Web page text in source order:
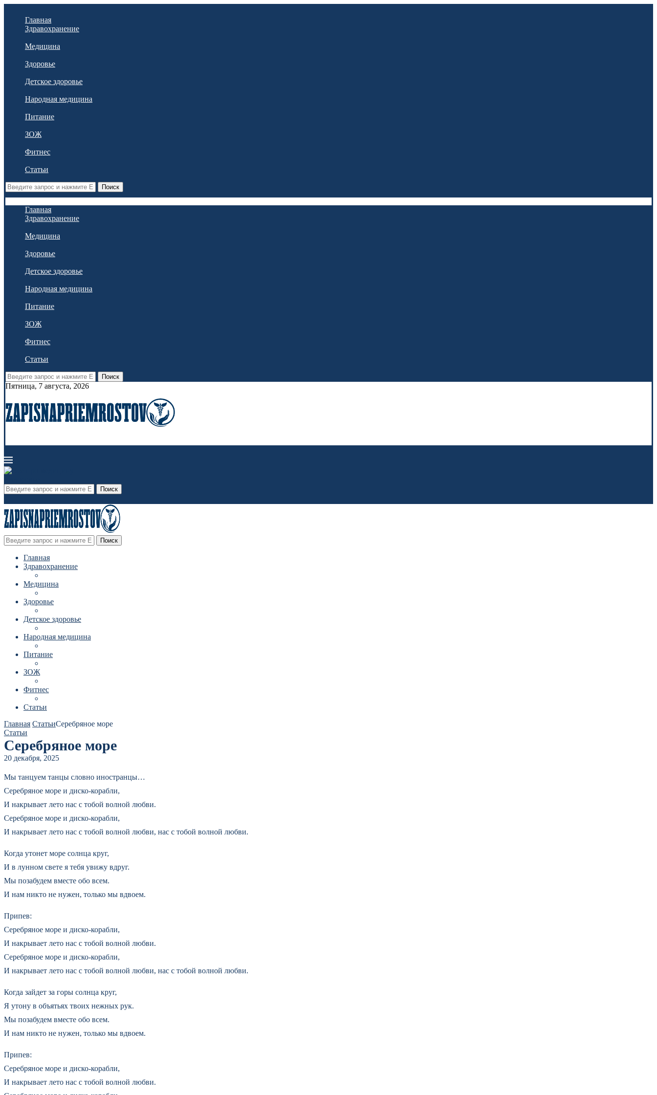
Главная
Здравохранение
Медицина
Здоровье
Детское здоровье
Народная медицина
Питание
ЗОЖ
Фитнес
Статьи
Поиск
Главная
Здравохранение
Медицина
Здоровье
Детское здоровье
Народная медицина
Питание
ЗОЖ
Фитнес
Статьи
Поиск
Пятница, 7 августа, 2026
Поиск
Поиск
Главная
Здравохранение
Медицина
Здоровье
Детское здоровье
Народная медицина
Питание
ЗОЖ
Фитнес
Статьи
Главная СтатьиСеребряное море
Статьи
Серебряное море
20 декабря, 2025
Мы танцуем танцы словно иностранцы…
Серебряное море и диско-корабли,
И накрывает лето нас с тобой волной любви.
Серебряное море и диско-корабли,
И накрывает лето нас с тобой волной любви, нас с тобой волной любви.
Когда утонет море солнца круг,
И в лунном свете я тебя увижу вдруг.
Мы позабудем вместе обо всем.
И нам никто не нужен, только мы вдвоем.
Припев:
Серебряное море и диско-корабли,
И накрывает лето нас с тобой волной любви.
Серебряное море и диско-корабли,
И накрывает лето нас с тобой волной любви, нас с тобой волной любви.
Когда зайдет за горы солнца круг,
Я утону в объятьях твоих нежных рук.
Мы позабудем вместе обо всем.
И нам никто не нужен, только мы вдвоем.
Припев:
Серебряное море и диско-корабли,
И накрывает лето нас с тобой волной любви.